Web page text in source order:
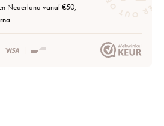
Nederland vanaf €50,-